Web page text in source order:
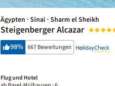
Ägypten · Sinai · Sharm el Sheikh
Steigenberger Alcazar
98% 667 Bewertungen
Flug und Hotel